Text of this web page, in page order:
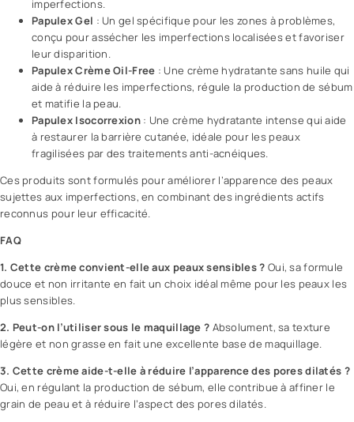
imperfections.
Papulex Gel : Un gel spécifique pour les zones à problèmes,
conçu pour assécher les imperfections localisées et favoriser
leur disparition.
Papulex Crème Oil-Free : Une crème hydratante sans huile qui
aide à réduire les imperfections, régule la production de sébum
et matifie la peau.
Papulex Isocorrexion: Une crème hydratante intense qui aide
à restaurer la barrière cutanée, idéale pour les peaux
fragilisées par des traitements anti-acnéiques.
Ces produits sont formulés pour améliorer l’apparence des peaux
sujettes aux imperfections, en combinant des ingrédients actifs
reconnus pour leur efficacité.
FAQ
1. Cette crème convient-elle aux peaux sensibles ? Oui, sa formule
douce et non irritante en fait un choix idéal même pour les peaux les
plus sensibles.
2. Peut-on l’utiliser sous le maquillage ? Absolument, sa texture
légère et non grasse en fait une excellente base de maquillage.
3. Cette crème aide-t-elle à réduire l’apparence des pores dilatés ?
Oui, en régulant la production de sébum, elle contribue à affiner le
grain de peau et à réduire l’aspect des pores dilatés.